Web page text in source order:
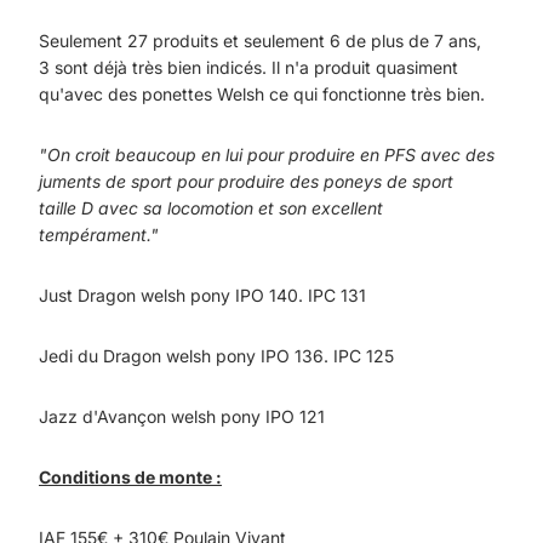
Seulement 27 produits et seulement 6 de plus de 7 ans,
3 sont déjà très bien indicés. Il n'a produit quasiment
qu'avec des ponettes Welsh ce qui fonctionne très bien.
"On croit beaucoup en lui pour produire en PFS avec des
juments de sport pour produire des poneys de sport
taille D avec sa locomotion et son excellent
tempérament."
Just Dragon welsh pony IPO 140. IPC 131
Jedi du Dragon welsh pony IPO 136. IPC 125
Jazz d'Avançon welsh pony IPO 121
Conditions de monte :
IAF 155€ + 310€ Poulain Vivant